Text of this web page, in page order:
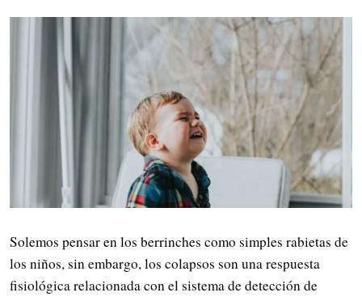
Solemos pensar en los berrinches como simples rabietas de
los niños, sin embargo, los colapsos son una respuesta
fisiológica relacionada con el sistema de detección de